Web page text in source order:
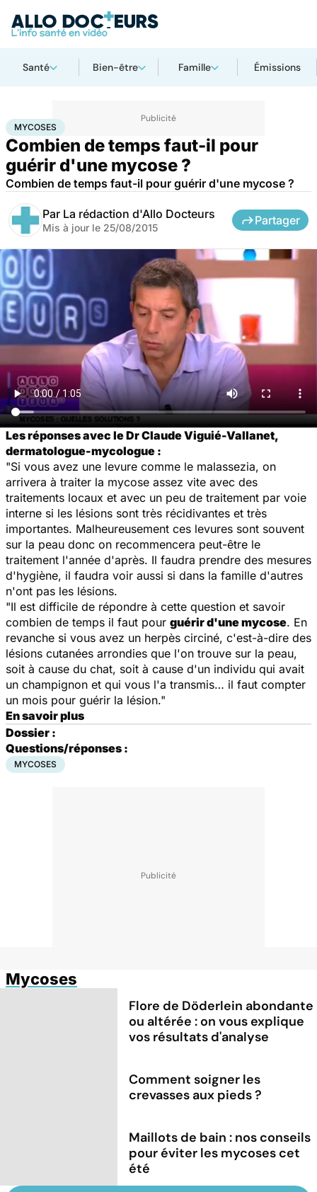
Santé Bien-être Famille Émissions
AccueilSantéMycoses
MYCOSES
Combien de temps faut-il pour
guérir d'une mycose ?
Combien de temps faut-il pour guérir d'une mycose ?
Par La rédaction d'Allo Docteurs
Mis à jour le 25/08/2015
Partager
Les réponses avec le Dr Claude Viguié-Vallanet,
dermatologue-mycologue :
"Si vous avez une levure comme le malassezia, on
arrivera à traiter la mycose assez vite avec des
traitements locaux et avec un peu de traitement par voie
interne si les lésions sont très récidivantes et très
importantes. Malheureusement ces levures sont souvent
sur la peau donc on recommencera peut-être le
traitement l'année d'après. Il faudra prendre des mesures
d'hygiène, il faudra voir aussi si dans la famille d'autres
n'ont pas les lésions.
"Il est difficile de répondre à cette question et savoir
combien de temps il faut pour guérir d'une mycose. En
revanche si vous avez un herpès circiné, c'est-à-dire des
lésions cutanées arrondies que l'on trouve sur la peau,
soit à cause du chat, soit à cause d'un individu qui avait
un champignon et qui vous l'a transmis… il faut compter
un mois pour guérir la lésion."
En savoir plus
Dossier :
Questions/réponses :
MYCOSES
Mycoses
Flore de Döderlein abondante
ou altérée : on vous explique
vos résultats d'analyse
Comment soigner les
crevasses aux pieds ?
Maillots de bain : nos conseils
pour éviter les mycoses cet
été